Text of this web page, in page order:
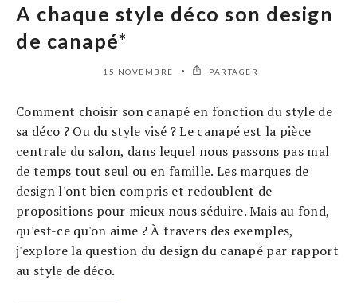
A chaque style déco son design
de canapé*
15 NOVEMBRE PARTAGER
Comment choisir son canapé en fonction du style de
sa déco ? Ou du style visé ? Le canapé est la pièce
centrale du salon, dans lequel nous passons pas mal
de temps tout seul ou en famille. Les marques de
design l'ont bien compris et redoublent de
propositions pour mieux nous séduire. Mais au fond,
qu'est-ce qu'on aime ? À travers des exemples,
j'explore la question du design du canapé par rapport
au style de déco.